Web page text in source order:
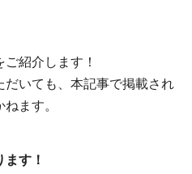
紹介します！
だいても、本記事で掲載され
ます。
す！